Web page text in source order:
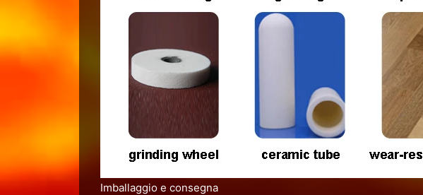
Imballaggio e consegna